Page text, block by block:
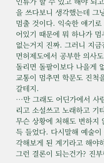
을 쓰다보니 생각했는데 그
멈출 것이다. 익숙한 얘기
어있기 때문에 뭐 하나가
없는거지 진짜. 그러니 지
면허제도에서 공부한 의사
돌리면 돌팔이보다 나을게
교통이 멈추면 학문도 진척
갈테지.
…만 그래도 어딘가에서 사
리고 소설쓰고 노래하고 기
무슨 상황에 처해도 변하지
득 들었다. 다시말해 예술
각해보게 된 계기라고 해야
그런 결론이 되는건가? 진